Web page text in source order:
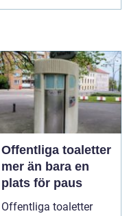
Offentliga toaletter
mer än bara en
plats för paus
Offentliga toaletter